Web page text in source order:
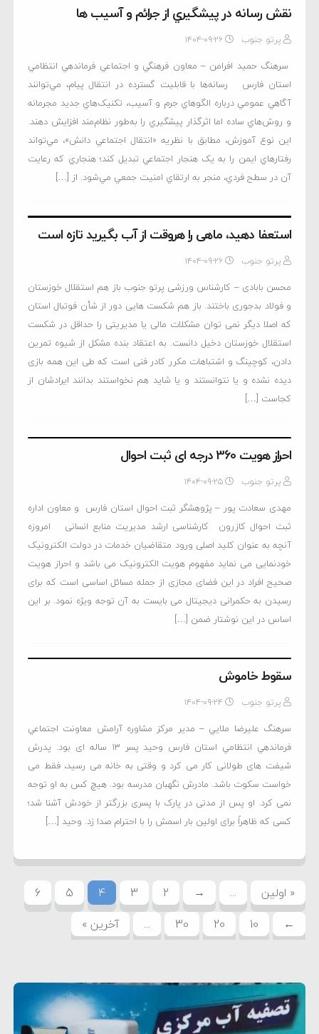
نقش رسانه در پيشگيري از جرائم و آسيب ها
پرتو جنوب ۱۴۰۴-۰۹-۲۶
سرهنگ حميد افرامن – معاون فرهنگي و اجتماعي فرماندهي انتظامي
استان فارس رسانه‌ها با قابليت گسترده در انتقال پيام، مي‌توانند
آگاهي عمومي درباره الگوهاي جرم و آسيب، تکنيک‌هاي جديد مجرمانه
و روش‌هاي ساده اما اثرگذار پيشگيري را به‌طور نظام‌مند افزايش دهند.
اين نوع آموزش، مطابق با نظريه «انتقال اجتماعي دانش»، مي‌تواند
رفتارهاي ايمن را به يک هنجار اجتماعي تبديل کند؛ هنجاري که رعايت
آن در سطح فردي، منجر به ارتقاي امنيت جمعي مي‌شود. از […]
استعفا دهید، ماهی را هروقت از آب بگیرید تازه است
پرتو جنوب ۱۴۰۴-۰۹-۲۶
محسن بابادی – کارشناس ورزشی پرتو جنوب باز هم استقلال خوزستان
و فولاد بدجوری باختند. باز هم شکست هایی دور از شأن فوتبال استان
که اصلا دیگر نمی توان مشکلات مالی یا مدیریتی را حداقل در شکست
استقلال خوزستان دخیل دانست. به اعتقاد بنده مشکل از شیوه تمرین
دادن، کوچینگ و اشتباهات مکرر کادر فنی است که طی این همه بازی
دیده نشده و یا نتوانستند و یا شاید هم نخواستند بدانند ایرادشان از
کجاست […]
احراز هویت 360 درجه ای ثبت احوال
پرتو جنوب ۱۴۰۴-۰۹-۲۵
مهدی سعادت پور – پژوهشگر ثبت احوال استان فارس و معاون اداره
ثبت احوال کازرون کارشناسی ارشد مدیریت منابع انسانی امروزه
آنچه به عنوان کلید اصلی ورود متقاضیان خدمات در دولت الکترونیک
خودنمایی می نماید مفهوم هویت الکترونیک می باشد و احراز هویت
صحیح افراد در این فضای مجازی از جمله مسائل اساسی است که برای
رسیدن به حکمرانی دیجیتال می بایست به آن توجه ویژه نمود. بر این
اساس در این نوشتار ضمن […]
سقوط خاموش
پرتو جنوب ۱۴۰۴-۰۹-۲۴
سرهنگ عليرضا ملايي – مدير مركز مشاوره آرامش معاونت اجتماعي
فرماندهي انتظامي استان فارس وحید پسر ۱۳ ساله ای بود. پدرش
شیفت های طولانی کار می کرد و وقتی به خانه می رسید، فقط می
خواست سکوت باشد. مادرش نگهبان مدرسه بود. هیچ کس به او توجه
نمی کرد. او پس از مدتی در پارک با پسری بزرگتر از خودش آشنا شد؛
کسی که ظاهراً برای اولین بار اسمش را با احترام صدا زد. وحید […]
« اولین ...
→
2
3
4
5
6
←
10
20
30
... آخرین »